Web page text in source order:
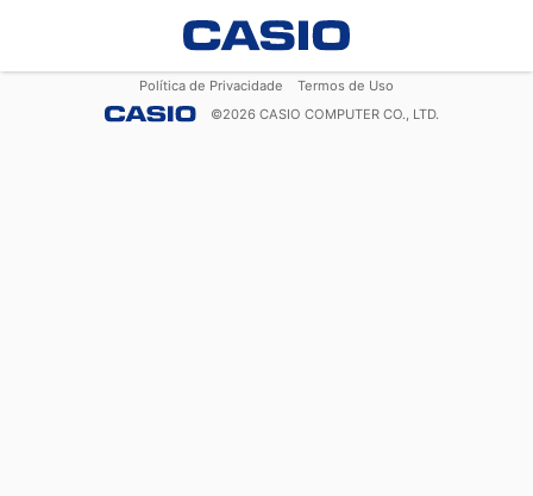
Política de Privacidade
Termos de Uso
©2026 CASIO COMPUTER CO., LTD.